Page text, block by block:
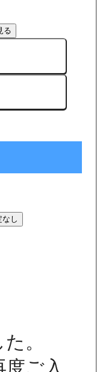
なし
。
ご入